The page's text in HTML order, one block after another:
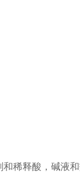
释酸，碱液和